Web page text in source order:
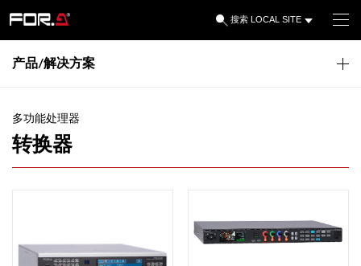
搜索 LOCAL SITE
产品/解决方案
多功能处理器
转换器